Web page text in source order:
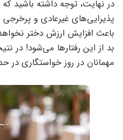
در نهایت، توجه داشته باشید
پذیرایی‌های غیرعادی و پرخرجی
باعث افزایش ارزش دختر
بد از این رفتار‌ها ‌می‌شود! در
مهمانان در روز خواستگاری در